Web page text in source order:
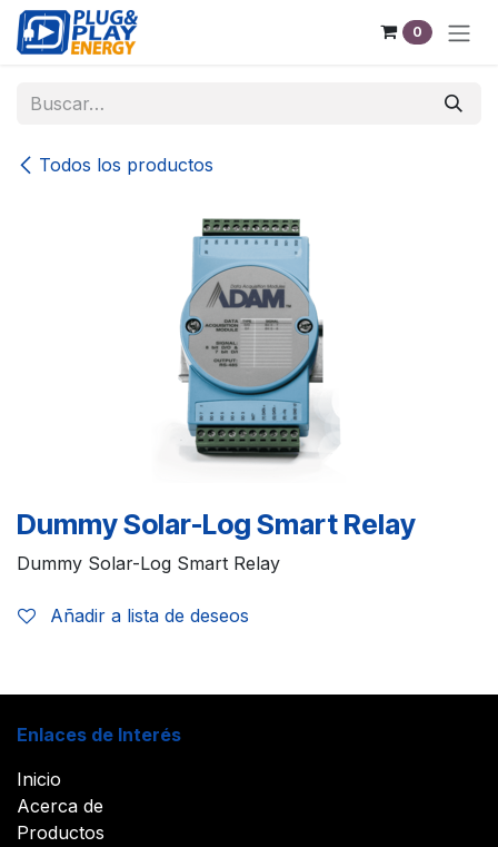
Ir al contenido
0
Todos los productos
Dummy Solar-Log Smart Relay
Dummy Solar-Log Smart Relay
Añadir a lista de deseos
Enlaces de Interés
Inicio
Acerca de
Productos